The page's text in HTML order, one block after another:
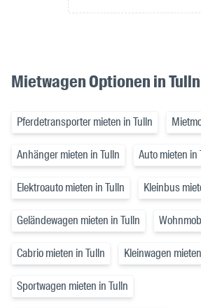
Mietwagen Optionen in Tulln
Pferdetransporter mieten in Tulln
Anhänger mieten in Tulln Auto mieten in
Elektroauto mieten in Tulln Kleinbus
Geländewagen mieten in Tulln
Cabrio mieten in Tulln Kleinwagen
Sportwagen mieten in Tulln